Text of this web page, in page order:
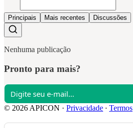
Principais Mais recentes Discussões
Nenhuma publicação
Pronto para mais?
© 2026 APICON · Privacidade ∙ Termos